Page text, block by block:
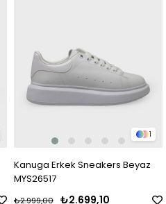
1
Kanuga Erkek Sneakers Beyaz
MYS26517
₺2.699,10
₺2.999,00